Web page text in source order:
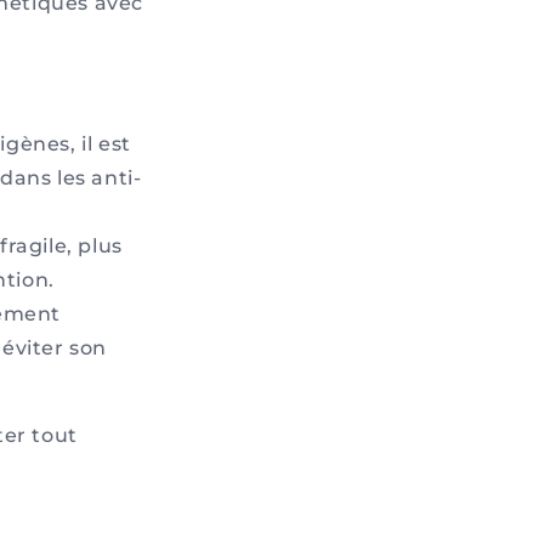
il est
les anti-
plus
son
tout